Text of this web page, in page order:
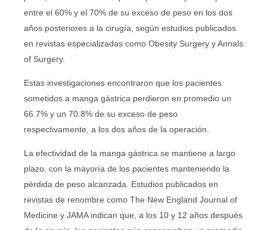
entre el 60% y el 70% de su exceso de peso en los dos
años posteriores a la cirugía, según estudios publicados
en revistas especializadas como Obesity Surgery y Annals
of Surgery.
Estas investigaciones encontraron que los pacientes
sometidos a manga gástrica perdieron en promedio un
66.7% y un 70.8% de su exceso de peso
respectivamente, a los dos años de la operación.
La efectividad de la manga gástrica se mantiene a largo
plazo, con la mayoría de los pacientes manteniendo la
pérdida de peso alcanzada. Estudios publicados en
revistas de renombre como The New England Journal of
Medicine y JAMA indican que, a los 10 y 12 años después